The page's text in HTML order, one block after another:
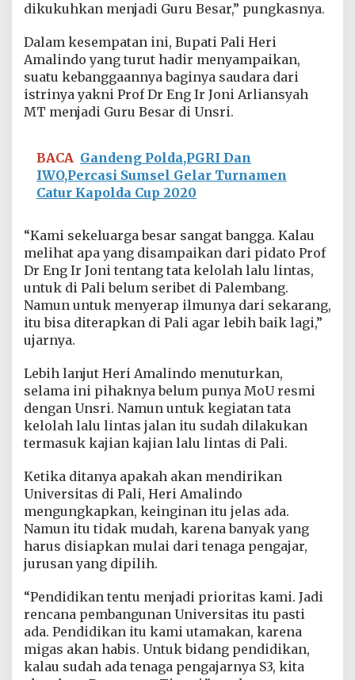
dikukuhkan menjadi Guru Besar,” pungkasnya.
Dalam kesempatan ini, Bupati Pali Heri
Amalindo yang turut hadir menyampaikan,
suatu kebanggaannya baginya saudara dari
istrinya yakni Prof Dr Eng Ir Joni Arliansyah
MT menjadi Guru Besar di Unsri.
BACA Gandeng Polda,PGRI Dan
IWO,Percasi Sumsel Gelar Turnamen
Catur Kapolda Cup 2020
“Kami sekeluarga besar sangat bangga. Kalau
melihat apa yang disampaikan dari pidato Prof
Dr Eng Ir Joni tentang tata kelolah lalu lintas,
untuk di Pali belum seribet di Palembang.
Namun untuk menyerap ilmunya dari sekarang,
itu bisa diterapkan di Pali agar lebih baik lagi,”
ujarnya.
Lebih lanjut Heri Amalindo menuturkan,
selama ini pihaknya belum punya MoU resmi
dengan Unsri. Namun untuk kegiatan tata
kelolah lalu lintas jalan itu sudah dilakukan
termasuk kajian kajian lalu lintas di Pali.
Ketika ditanya apakah akan mendirikan
Universitas di Pali, Heri Amalindo
mengungkapkan, keinginan itu jelas ada.
Namun itu tidak mudah, karena banyak yang
harus disiapkan mulai dari tenaga pengajar,
jurusan yang dipilih.
“Pendidikan tentu menjadi prioritas kami. Jadi
rencana pembangunan Universitas itu pasti
ada. Pendidikan itu kami utamakan, karena
migas akan habis. Untuk bidang pendidikan,
kalau sudah ada tenaga pengajarnya S3, kita